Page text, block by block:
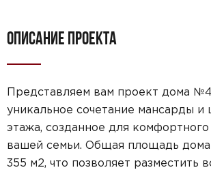
ОПИСАНИЕ ПРОЕКТА
Представляем вам проект дома
уникальное сочетание мансарды и
этажа, созданное для
вашей семьи. Общая площадь дома
355 м2, что позволяет разместить